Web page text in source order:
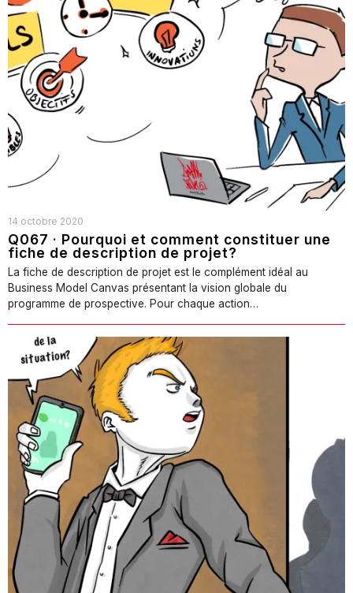
14 octobre 2020
Q067 · Pourquoi et comment constituer une
fiche de description de projet?
La fiche de description de projet est le complément idéal au
Business Model Canvas présentant la vision globale du
programme de prospective. Pour chaque action…